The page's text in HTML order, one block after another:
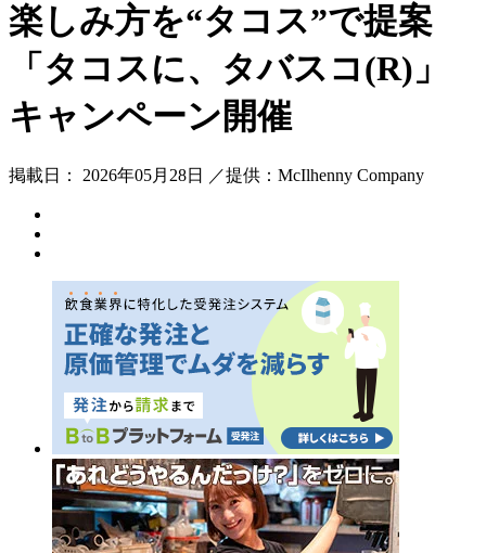
楽しみ方を“タコス”で提案
「タコスに、タバスコ(R)」
キャンペーン開催
掲載日： 2026年05月28日 ／提供：McIlhenny Company